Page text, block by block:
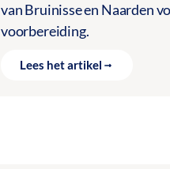
van Bruinisse en Naarden
voorbereiding.
Lees het artikel